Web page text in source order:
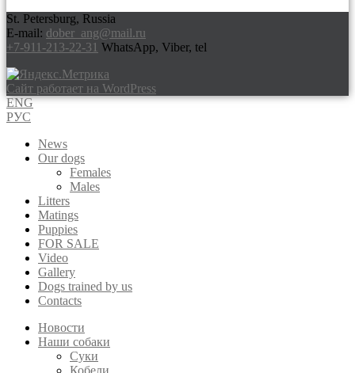
St. Petersburg, Russia
E-mail: dober_ang@mail.ru
+7-911-213-22-31 WhatsApp, Viber, tel
Сайт работает на WordPress
ENG
РУС
News
Our dogs
Females
Males
Litters
Matings
Puppies
FOR SALE
Video
Gallery
Dogs trained by us
Contacts
Новости
Наши собаки
Суки
Кобели